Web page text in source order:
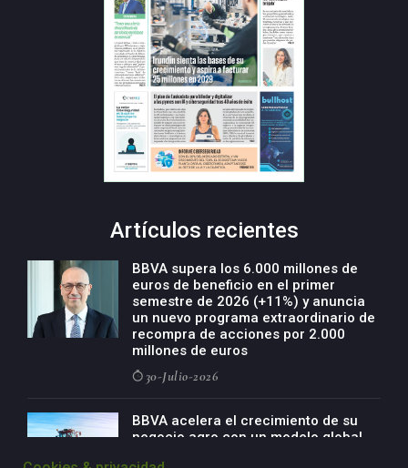
Artículos recientes
BBVA supera los 6.000 millones de
euros de beneficio en el primer
semestre de 2026 (+11%) y anuncia
un nuevo programa extraordinario de
recompra de acciones por 2.000
millones de euros
30-Julio-2026
BBVA acelera el crecimiento de su
negocio agro con un modelo global